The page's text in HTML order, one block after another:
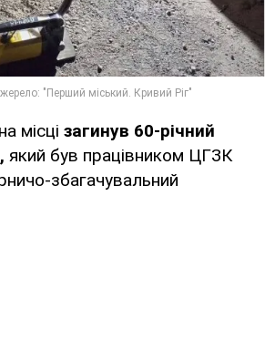
місці загинув 60-річний
який був працівником ЦГЗК
збагачувальний